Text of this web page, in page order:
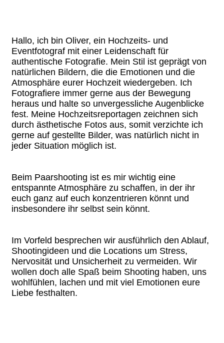
Hallo, ich bin Oliver, ein Hochzeits- und
Eventfotograf mit einer Leidenschaft für
authentische Fotografie. Mein Stil ist geprägt von
natürlichen Bildern, die die Emotionen und die
Atmosphäre eurer Hochzeit wiedergeben. Ich
Fotografiere immer gerne aus der Bewegung
heraus und halte so unvergessliche Augenblicke
fest. Meine Hochzeitsreportagen zeichnen sich
durch ästhetische Fotos aus, somit verzichte ich
gerne auf gestellte Bilder, was natürlich nicht in
jeder Situation möglich ist.
Beim Paarshooting ist es mir wichtig eine
entspannte Atmosphäre zu schaffen, in der ihr
euch ganz auf euch konzentrieren könnt und
insbesondere ihr selbst sein könnt.
Im Vorfeld besprechen wir ausführlich den Ablauf,
Shootingideen und die Locations um Stress,
Nervosität und Unsicherheit zu vermeiden. Wir
wollen doch alle Spaß beim Shooting haben, uns
wohlfühlen, lachen und mit viel Emotionen eure
Liebe festhalten.